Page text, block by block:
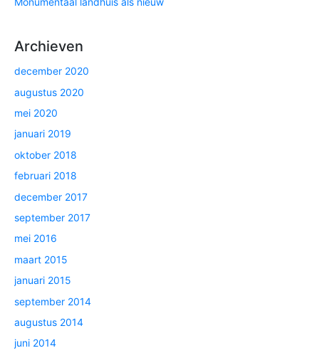
Archieven
december 2020
augustus 2020
mei 2020
januari 2019
oktober 2018
februari 2018
december 2017
september 2017
mei 2016
maart 2015
januari 2015
september 2014
augustus 2014
juni 2014